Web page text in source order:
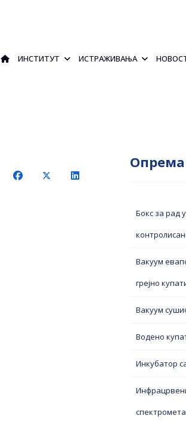
ИНСТИТУТ ИСТРАЖИВАЊА
Опрема
Бокс за рад у
Вакуум
грејно
Вакуум
Водено
Инкубатор